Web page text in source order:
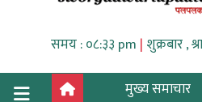
समय : ०८:३३ pm | शुक्रबार ,
मुख्य समाचार